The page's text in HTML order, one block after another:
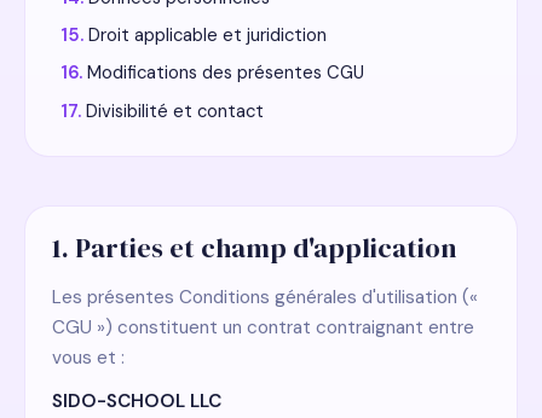
Droit applicable et juridiction
Modifications des présentes CGU
Divisibilité et contact
1. Parties et champ d'application
Les présentes Conditions générales d'utilisation («
CGU ») constituent un contrat contraignant entre
vous et :
SIDO-SCHOOL LLC